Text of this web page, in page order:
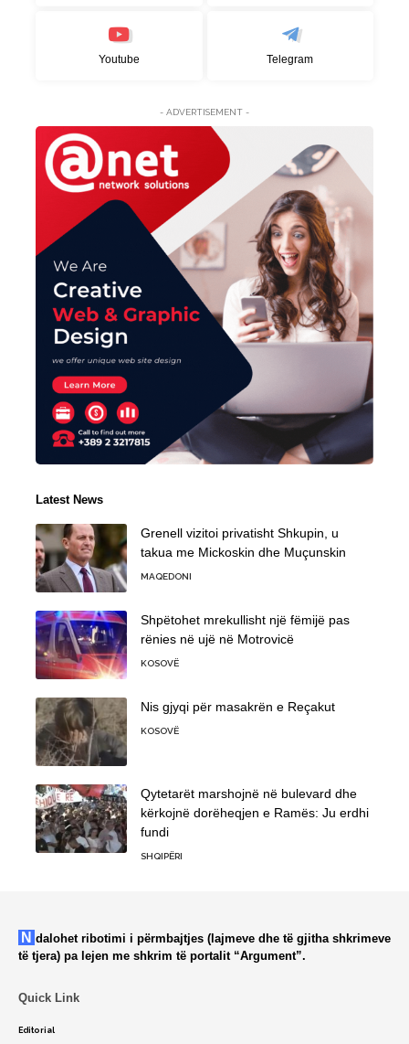
Youtube Telegram
- ADVERTISEMENT -
Latest News
Grenell vizitoi privatisht Shkupin, u
takua me Mickoskin dhe Muçunskin
MAQEDONI
Shpëtohet mrekullisht një fëmijë pas
rënies në ujë në Motrovicë
KOSOVË
Nis gjyqi për masakrën e Reçakut
KOSOVË
Qytetarët marshojnë në bulevard dhe
kërkojnë dorëheqjen e Ramës: Ju erdhi
fundi
SHQIPËRI
Ndalohet ribotimi i përmbajtjes (lajmeve dhe të gjitha shkrimeve
të tjera) pa lejen me shkrim të portalit “Argument”.
Quick Link
Editorial